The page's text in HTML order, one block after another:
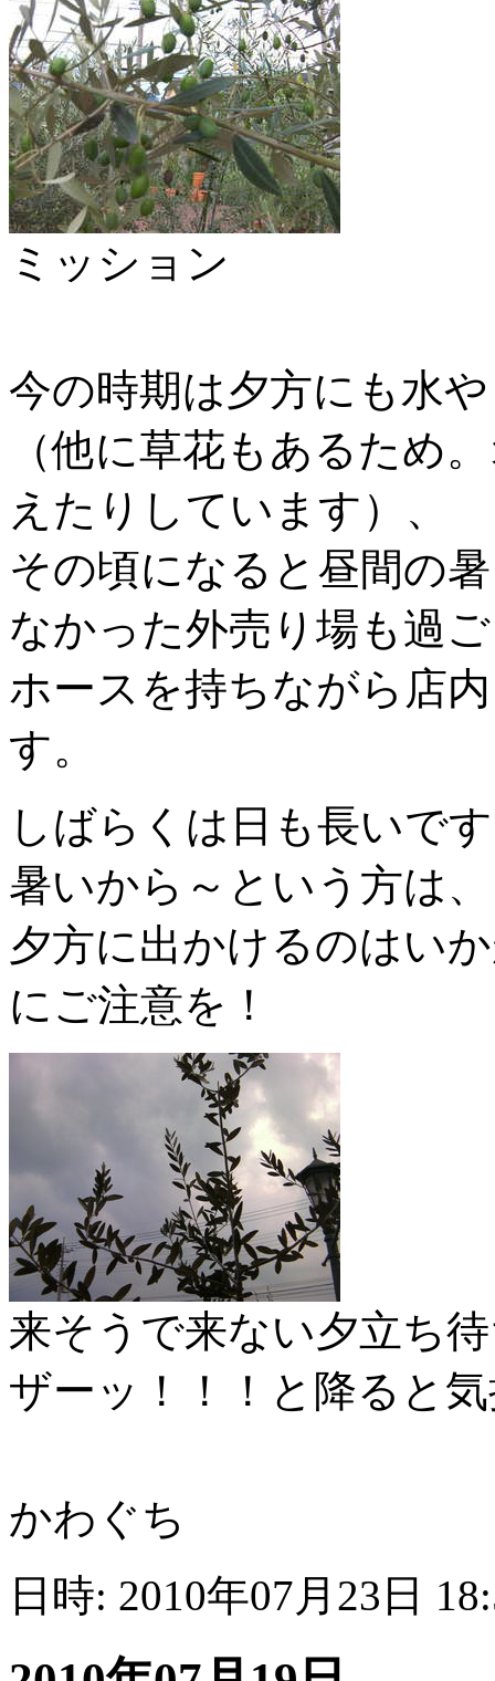
ミッション
今の時期は夕方にも水
（他に草花もあるため
えたりしています）、
その頃になると昼間の
なかった外売り場も過
ホースを持ちながら店
す。
しばらくは日も長いで
暑いから～という方は、
夕方に出かけるのはい
にご注意を！
来そうで来ない夕立ち
ザーッ！！！と降ると
かわぐち
日時: 2010年07月23日